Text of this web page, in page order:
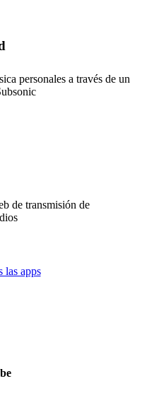
personales a través de un
de transmisión de
las apps